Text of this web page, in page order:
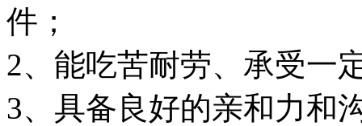
件；
2、能吃苦耐劳、承受一
3、具备良好的亲和力和